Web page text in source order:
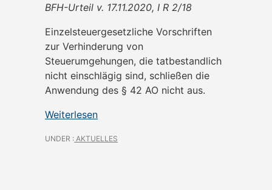
BFH-Urteil v. 17.11.2020, I R 2/18
Einzelsteuergesetzliche Vorschriften
zur Verhinderung von
Steuerumgehungen, die tatbestandlich
nicht einschlägig sind, schließen die
Anwendung des § 42 AO nicht aus.
Weiterlesen
UNDER : AKTUELLES